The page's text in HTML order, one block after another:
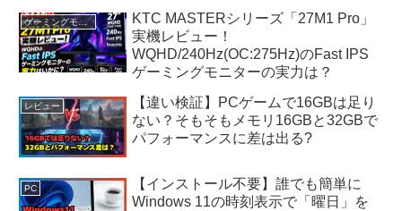
ゲーミングモニター
KTC MASTERシリーズ「27M1 Pro」
実機レビュー！
WQHD/240Hz(OC:275Hz)のFast IPS
ゲーミングモニターの実力は？
レビュー
【違い検証】PCゲームで16GBは足り
ない？そもそもメモリ16GBと32GBで
パフォーマンスに差は出る?
PC
【インストール不要】誰でも簡単に
Windows 11の時刻表示で「曜日」を